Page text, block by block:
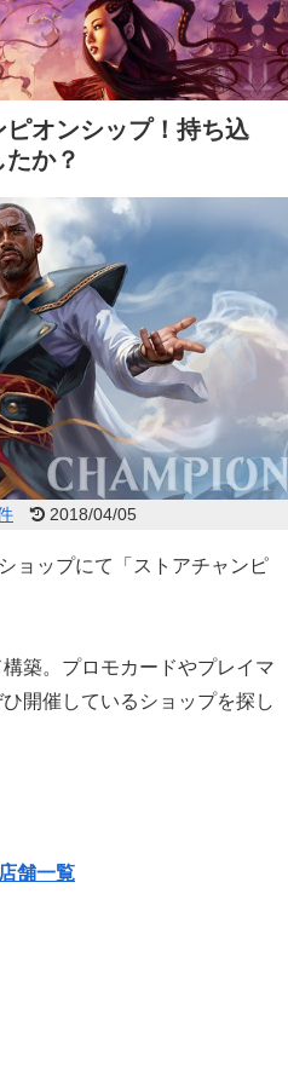
オンシップ！持ち込
か？
2018/04/05
ョップにて「ストアチャンピ
築。プロモカードやプレイマ
開催しているショップを探し
舗一覧